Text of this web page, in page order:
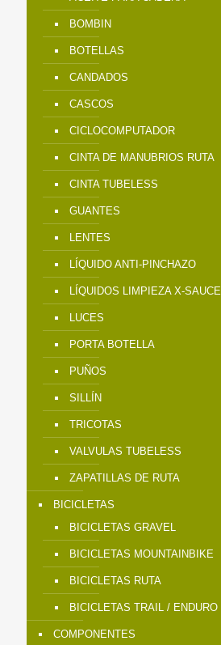
BOMBIN
BOTELLAS
CANDADOS
CASCOS
CICLOCOMPUTADOR
CINTA DE MANUBRIOS RUTA
CINTA TUBELESS
GUANTES
LENTES
LÍQUIDO ANTI-PINCHAZO
LÍQUIDOS LIMPIEZA X-SAUCE
LUCES
PORTA BOTELLA
PUÑOS
SILLÍN
TRICOTAS
VALVULAS TUBELESS
ZAPATILLAS DE RUTA
BICICLETAS
BICICLETAS GRAVEL
BICICLETAS MOUNTAINBIKE
BICICLETAS RUTA
BICICLETAS TRAIL / ENDURO
COMPONENTES